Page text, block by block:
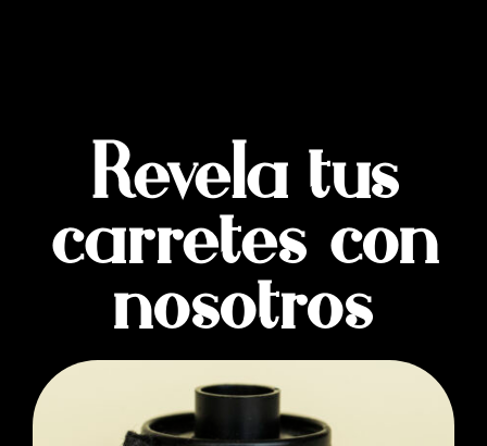
Revela tus
carretes con
nosotros